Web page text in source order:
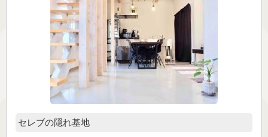
セレブの隠れ基地